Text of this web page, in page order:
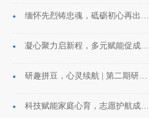
缅怀先烈铸忠魂，砥砺初心再出发——上海大学社会学院秋白党支部清明节祭扫先烈活动
凝心聚力启新程，多元赋能促成长——社会学院研究生年级首日教育活动顺利举办
研趣拼豆，心灵续航 | 第二期研究生拼豆DIY心理沙龙温暖落幕
科技赋能家庭心育，志愿护航成长之路——上海大学社会学院与市残疾人福利基金会大学生志愿实训签约仪式顺利举行